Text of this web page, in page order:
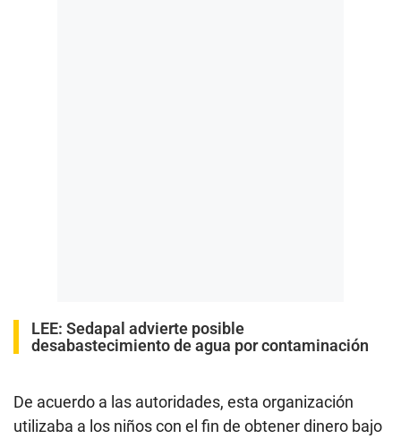
LEE: Sedapal advierte posible
desabastecimiento de agua por contaminación
De acuerdo a las autoridades, esta organización
utilizaba a los niños con el fin de obtener dinero bajo